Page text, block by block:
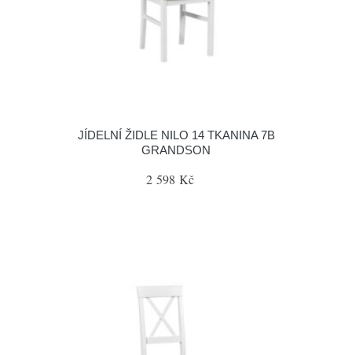
JÍDELNÍ ŽIDLE NILO 14 TKANINA 7B
GRANDSON
2 598 Kč